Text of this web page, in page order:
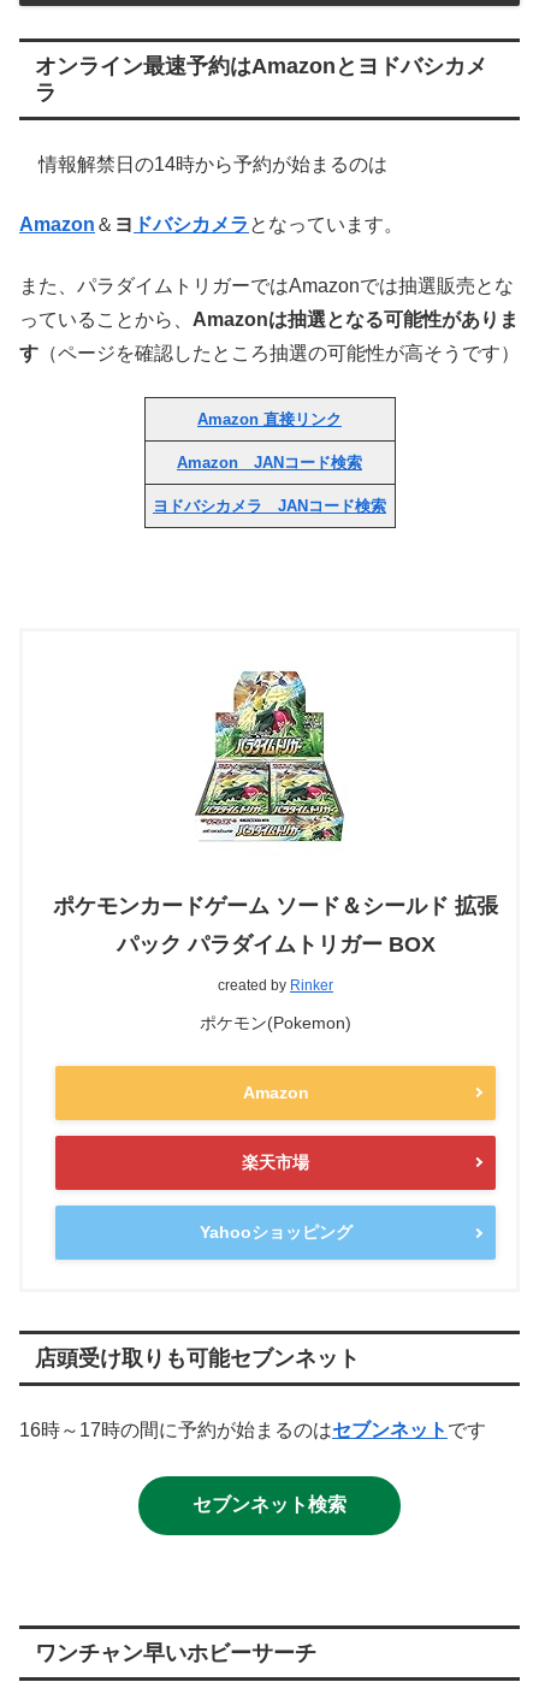
オンライン最速予約はAmazonとヨドバシカメ
ラ
情報解禁日の14時から予約が始まるのは
Amazon ＆ ヨ ドバシカメラ となっています。
また、パラダイムトリガーではAmazonでは抽選販売とな
っていることから、 Amazonは抽選となる可能性がありま
す （ページを確認したところ抽選の可能性が高そうです）
Amazon 直接リンク
Amazon JANコード検索
ヨドバシカメラ JANコード検索
ポケモンカードゲーム ソード＆シールド 拡張
パック パラダイムトリガー BOX
created by Rinker
ポケモン(Pokemon)
Amazon
楽天市場
Yahooショッピング
店頭受け取りも可能セブンネット
16時～17時の間に予約が始まるのはセブンネット です
セブンネット検索
ワンチャン早いホビーサーチ